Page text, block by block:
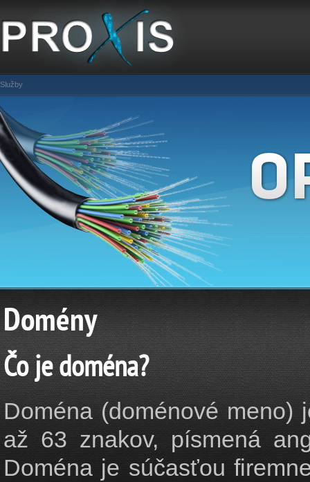
Služby
Domény
Čo je doména?
Doména (doménové meno)
až 63 znakov, písmená
Doména je súčasťou